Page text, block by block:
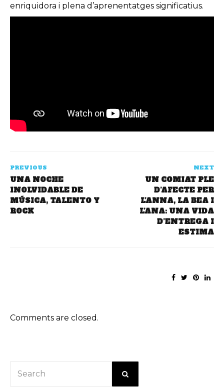
enriquidora i plena d’aprenentatges significatius.
PREVIOUS
UNA NOCHE
INOLVIDABLE DE
MÚSICA, TALENTO Y
ROCK
NEXT
UN COMIAT PLE
D’AFECTE PER
L’ANNA, LA BEA I
L’ANA: UNA VIDA
D’ENTREGA I
ESTIMA
Comments are closed.